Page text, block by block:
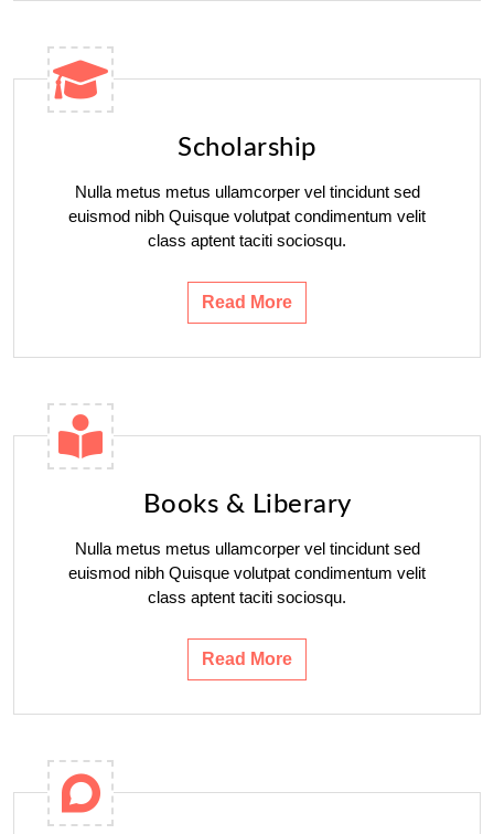
Scholarship
Nulla metus metus ullamcorper vel tincidunt sed
euismod nibh Quisque volutpat condimentum velit
class aptent taciti sociosqu.
Read More
Books & Liberary
Nulla metus metus ullamcorper vel tincidunt sed
euismod nibh Quisque volutpat condimentum velit
class aptent taciti sociosqu.
Read More